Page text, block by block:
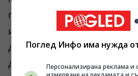
превръщат в перфектния
индустрия. Чрез Джакарта
достъп до общия пазар на
държави като Виетнам,
Поглед Инфо има нужда
Персонализирана реклама